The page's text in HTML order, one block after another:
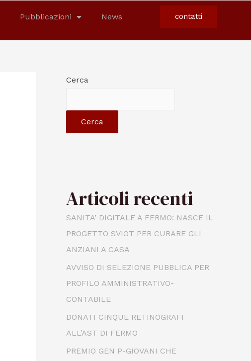
Pubblicazioni News contatti
Cerca
Cerca
Articoli recenti
SANITA’ DIGITALE A FERMO: NASCE IL
PROGETTO SVIOT PER CURARE GLI
ANZIANI A CASA
AVVISO DI SELEZIONE PUBBLICA PER
PROFILO AMMINISTRATIVO-
CONTABILE
DONATI CINQUE RETINOGRAFI
ALL’AST DI FERMO
PREMIO GEN P-GIOVANI CHE